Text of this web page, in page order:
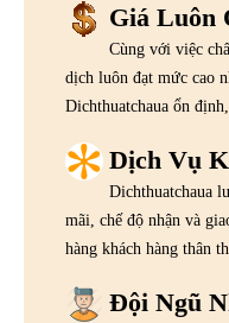
Giá Luôn
Cùng với việc
dịch luôn đạt mức cao
Dichthuatchaua ổn
Dịch Vụ
Dichthuatchaua
mãi, chế độ nhận và
hàng khách hàng thân
Đội Ngũ